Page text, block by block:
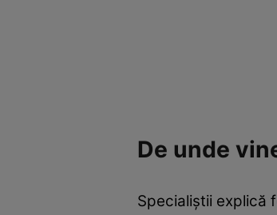
De unde
Specialiștii explică